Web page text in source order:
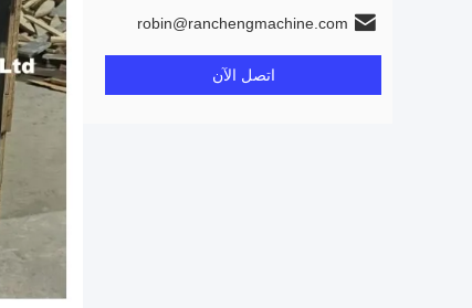
robin@ranchengmachine.com
اتصل الآن